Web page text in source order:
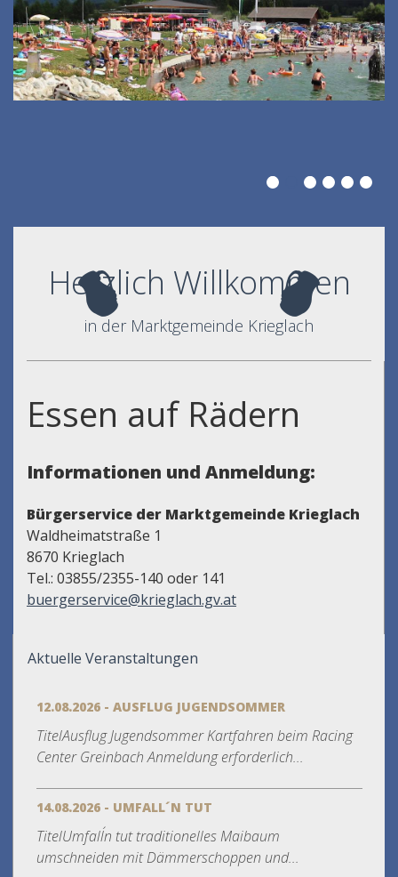
Herzlich Willkommen
in der Marktgemeinde Krieglach
Essen auf Rädern
Informationen und Anmeldung:
Bürgerservice der Marktgemeinde Krieglach
Waldheimatstraße 1
8670 Krieglach
Tel.: 03855/2355-140 oder 141
buergerservice@krieglach.gv.at
Aktuelle Veranstaltungen
12.08.2026 - AUSFLUG JUGENDSOMMER
TitelAusflug Jugendsommer Kartfahren beim Racing
Center Greinbach Anmeldung erforderlich...
14.08.2026 - UMFALL´N TUT
TitelUmfall´n tut traditionelles Maibaum
umschneiden mit Dämmerschoppen und...